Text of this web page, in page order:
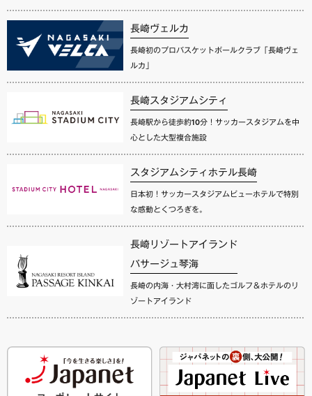
長崎ヴェルカ
長崎初のプロバスケットボールクラブ「長崎ヴェ
ルカ」
長崎スタジアムシティ
長崎駅から徒歩約10分！サッカースタジアムを中
心とした大型複合施設
スタジアムシティホテル長崎
日本初！サッカースタジアムビューホテルで特別
な感動とくつろぎを。
長崎リゾートアイランド
パサージュ琴海
長崎の内海・大村湾に面したゴルフ＆ホテルのリ
ゾートアイランド